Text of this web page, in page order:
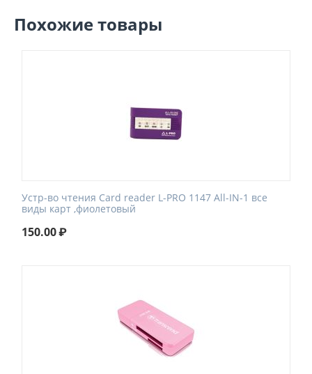
Похожие товары
Устр-во чтения Card reader L-PRO 1147 All-IN-1 все
виды карт ,фиолетовый
150.00₽